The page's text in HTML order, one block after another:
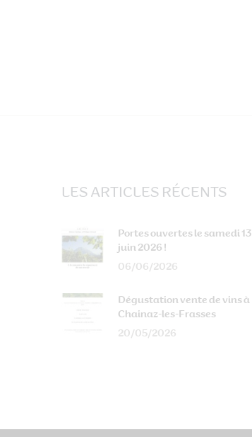
LES ARTICLES RÉCENTS
Portes ouvertes le samedi 13
juin 2026 !
06/06/2026
Dégustation vente de vins à
Chainaz-les-Frasses
20/05/2026